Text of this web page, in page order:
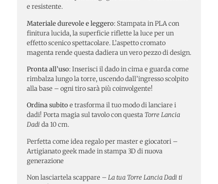
e resistente.
Materiale durevole e leggero: Stampata in PLA con
finitura lucida, la superficie riflette la luce per un
effetto scenico spettacolare. L’aspetto cromato
magenta rende questa dadiera un vero pezzo di design.
Pronta all’uso: Inserisci il dado in cima e guarda come
rimbalza lungo la torre, uscendo dall’ingresso scolpito
alla base – ogni tiro sarà più coinvolgente!
Ordina subitoe trasforma il tuo modo di lanciare i
dadi! Porta magia sul tavolo con questaTorre Lancia
Dadi da 10 cm.
Perfetta come idea regalo per master e giocatori –
Artigianato geek made in stampa 3D di nuova
generazione
Non lasciartela scappare – La tua Torre Lancia Dadi ti